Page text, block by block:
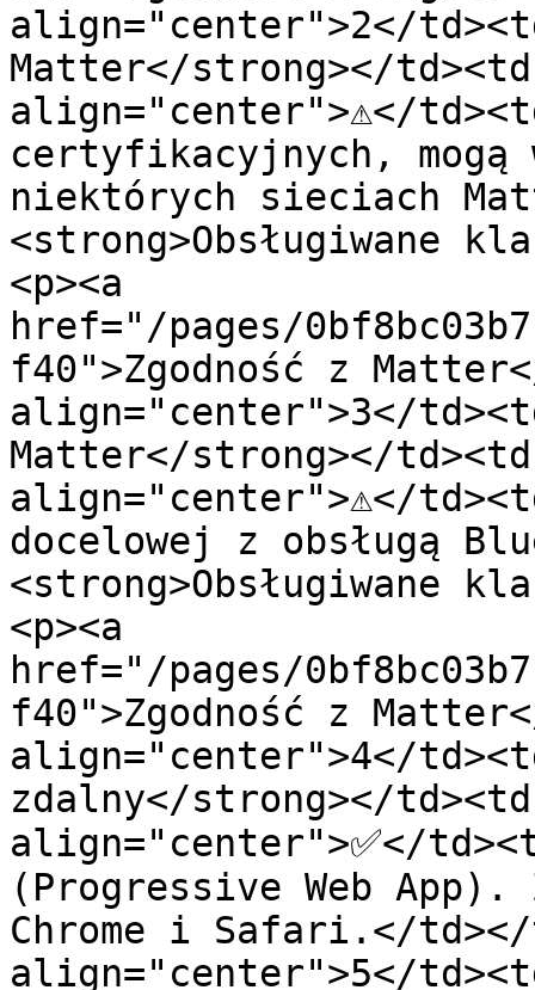
align="center">2</
Matter</strong></
align="center">⚠️</
certyfikacyjnych, mogą
niektórych sieciach
<strong>Obsługiwane
<p><a
href="/pages/
f40">Zgodność z
align="center">3</
Matter</strong></
align="center">⚠️</
docelowej z obsługą
<strong>Obsługiwane
<p><a
href="/pages/
f40">Zgodność z
align="center">4</
zdalny</strong></
align="center">✅</
(Progressive Web
Chrome i Safari.</
align="center">5</